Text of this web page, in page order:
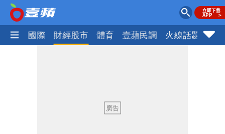
社會 國際 財經股市 體育 壹蘋民調 火線話題
原因「模仿超人力霸王」
買BNT遭詐10億元 王尚智疑「慈濟決